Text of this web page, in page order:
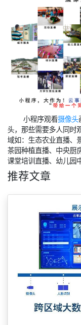
小程序观看摄像头
头，那些需要多人同时
域如：生态农业直播、
茶园种植直播、中央厨
课堂培训直播、幼儿园
推荐文章